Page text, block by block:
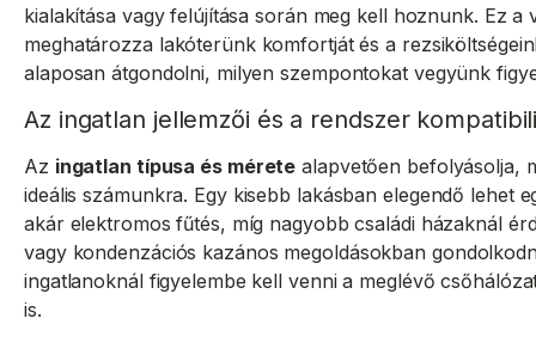
kialakítása vagy felújítása során meg kell hoznunk. Ez a
meghatározza lakóterünk komfortját és a
alaposan átgondolni, milyen szempontokat vegyünk
Az ingatlan jellemzői és a rendszer
Az ingatlan típusa és mérete alapvetően befolyásolja,
ideális számunkra. Egy kisebb lakásban elegendő lehet
akár elektromos fűtés, míg nagyobb családi házaknál
vagy kondenzációs kazános megoldásokban
ingatlanoknál figyelembe kell venni a meglévő
is.